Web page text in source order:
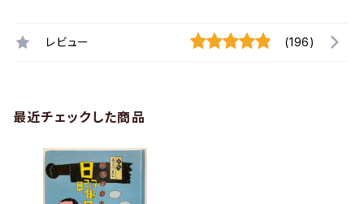
レビュー (196)
最近チェックした商品